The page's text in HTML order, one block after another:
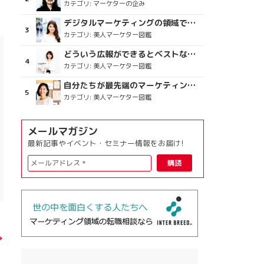
カテゴリ: マーケターの企み
デジタルマーケティングの領域で、海外というステージに
カテゴリ: 美人マーケター図鑑
どういう広報ができるとベストなのか
カテゴリ: 美人マーケター図鑑
自分たちが最先端のマーケティングを目指す
カテゴリ: 美人マーケター図鑑
メールマガジン
最新記事やイベント・セミナー情報をお届け!